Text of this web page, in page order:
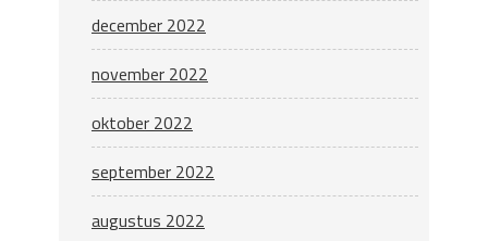
december 2022
november 2022
oktober 2022
september 2022
augustus 2022